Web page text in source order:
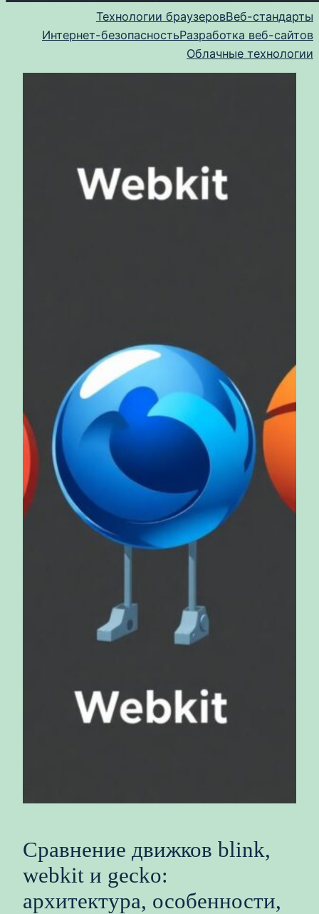
Технологии браузеровВеб-стандарты
Интернет-безопасностьРазработка веб-сайтов
Облачные технологии
Сравнение движков blink,
webkit и gecko:
архитектура, особенности,